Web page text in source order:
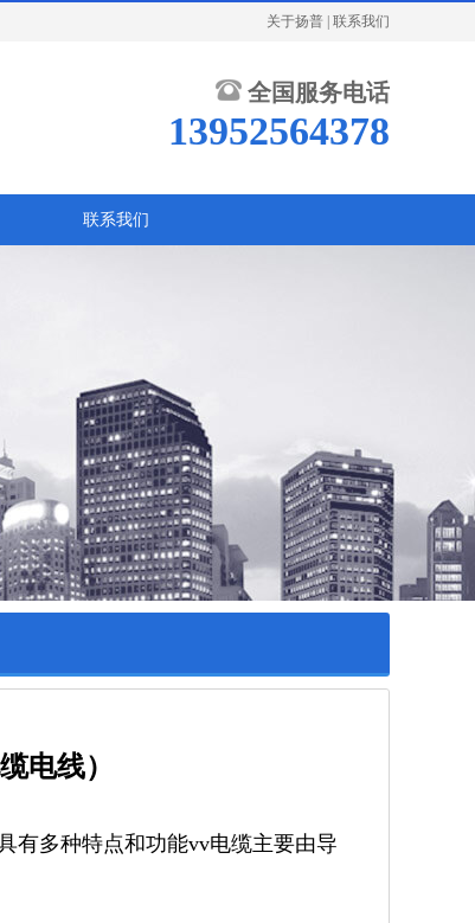
关于扬普 联系我们
全国服务电话
13952564378
联系我们
电线）
有多种特点和功能vv电缆主要由导